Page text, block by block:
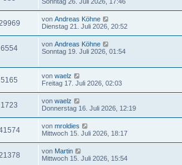
von Andreas Köhne
Dienstag 21. Juli 2026, 20:52
6554 von Andreas Köhne
Sonntag 19. Juli 2026, 01:54
5165 von waelz
Freitag 17. Juli 2026, 02:03
1723 von waelz
Donnerstag 16. Juli 2026, 12:19
von mroldies
Mittwoch 15. Juli 2026, 18:17
von Martin
Mittwoch 15. Juli 2026, 15:54